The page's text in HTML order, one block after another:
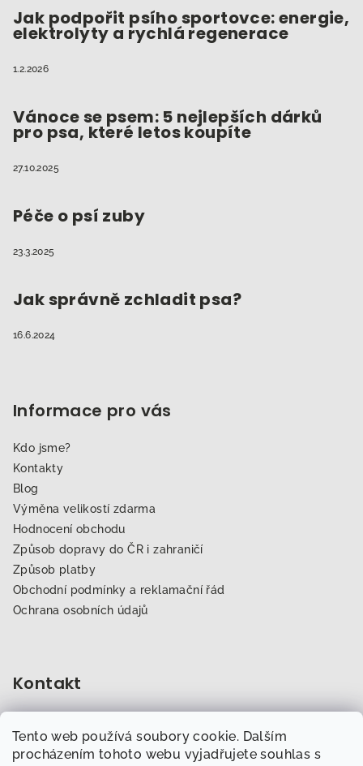
Tento web používá soubory cookie. Dalším
procházením tohoto webu vyjadřujete souhlas s
Jak podpořit psího sportovce: energie,
elektrolyty a rychlá regenerace
1.2.2026
Vánoce se psem: 5 nejlepších dárků
pro psa, které letos koupíte
27.10.2025
Péče o psí zuby
23.3.2025
Jak správně zchladit psa?
16.6.2024
Informace pro vás
Kdo jsme?
Kontakty
Blog
Výměna velikostí zdarma
Hodnocení obchodu
Způsob dopravy do ČR i zahraničí
Způsob platby
Obchodní podmínky a reklamační řád
Ochrana osobních údajů
Kontakt
702 007 759